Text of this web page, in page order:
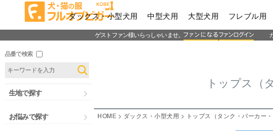
ダックス・小型犬用 中型犬用 大型犬用 フレブル用
ゲストファン様いらっしゃいませ。
品番で検索
生地で探す
お悩みで探す
トップス（
HOME ダックス・小型犬用 トップス（タンク・パーカー